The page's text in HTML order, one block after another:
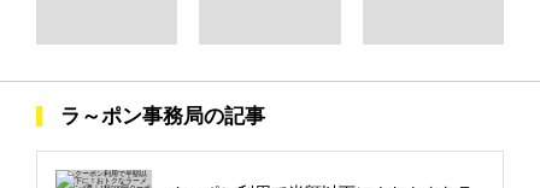
ラ～ポン事務局の記事